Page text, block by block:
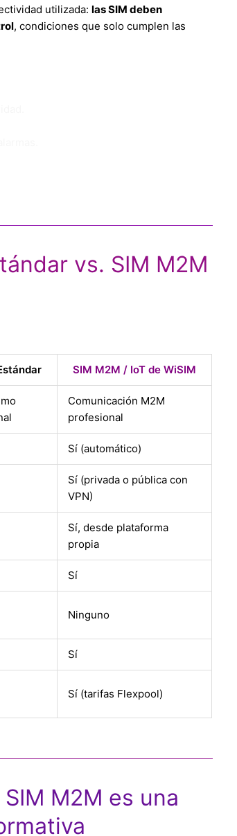
utilizada:las SIM deben
, condiciones que solo cumplen las
vs. SIM M2M
SIM M2M / IoT de WiSIM
Comunicación M2M
profesional
Sí (automático)
Sí (privada o pública con
VPN)
Sí, desde plataforma
propia
Sí
Ninguno
Sí
Sí (tarifas Flexpool)
M2M es una